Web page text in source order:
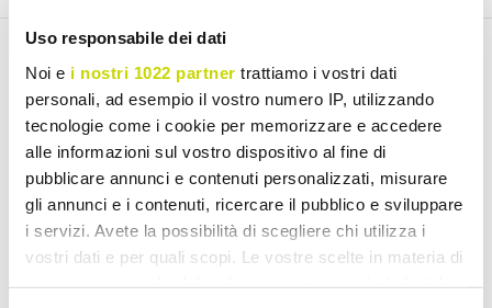
Uso responsabile dei dati
Noi e i nostri 1022 partner trattiamo i vostri dati
personali, ad esempio il vostro numero IP, utilizzando
tecnologie come i cookie per memorizzare e accedere
alle informazioni sul vostro dispositivo al fine di
pubblicare annunci e contenuti personalizzati, misurare
gli annunci e i contenuti, ricercare il pubblico e sviluppare
i servizi. Avete la possibilità di scegliere chi utilizza i
vostri dati e per quali scopi. Le vostre scelte in materia di
Email Newsletter
Subscribe to our newsletter
I have read and accept the Terms of use of personal data
Link)